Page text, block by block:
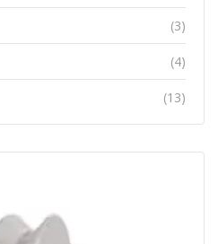
(3)
(4)
(13)